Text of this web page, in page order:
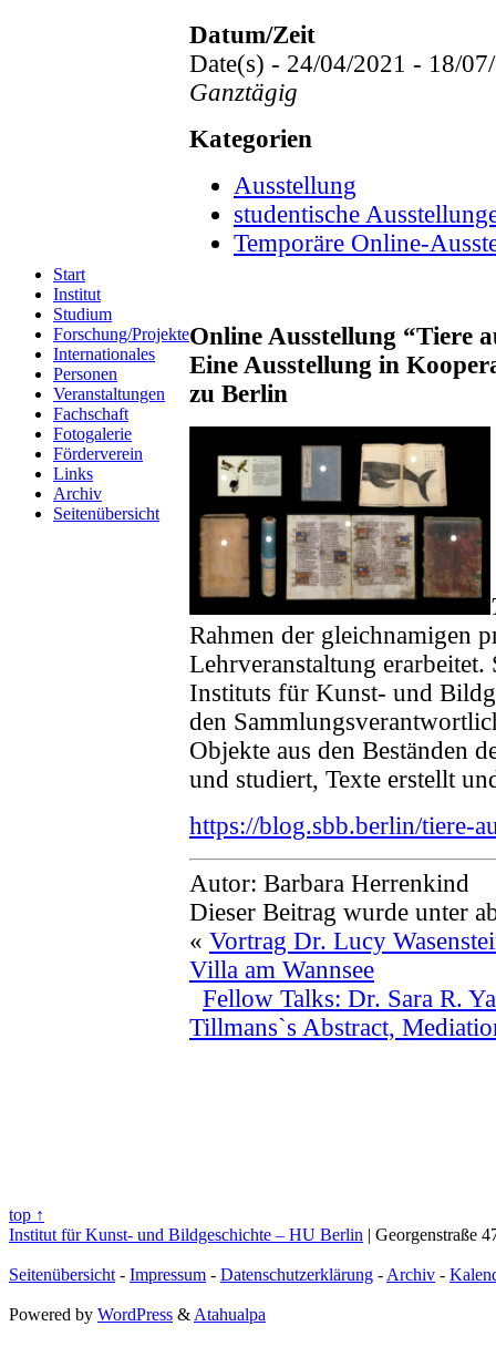
Start
Institut
Studium
Forschung/Projekte
Internationales
Personen
Veranstaltungen
Fachschaft
Fotogalerie
Förderverein
Links
Archiv
Seitenübersicht
Datum/Zeit
Date(s) - 24/04/2021 - 18/
Ganztägig
Kategorien
Ausstellung
studentische
Temporäre Online-
Online Ausstellung “Tiere
Eine Ausstellung in
zu Berlin
Rahmen der gleichnamigen
Lehrveranstaltung erarbeitet.
Instituts für Kunst- und
den
Objekte aus den Beständen
und studiert, Texte erstellt
https://blog.sbb.berlin/tiere-
Autor: Barbara Herrenkind
Dieser Beitrag wurde unter
« Vortrag Dr. Lucy
Villa am Wannsee
Fellow Talks: Dr. Sara R.
Tillmans`s Abstract,
top ↑
Institut für Kunst- und Bildgeschichte – HU Berlin | Georgenstraße
Seitenübersicht - Impressum - Datenschutzerklärung - Archiv -
Powered by WordPress & Atahualpa